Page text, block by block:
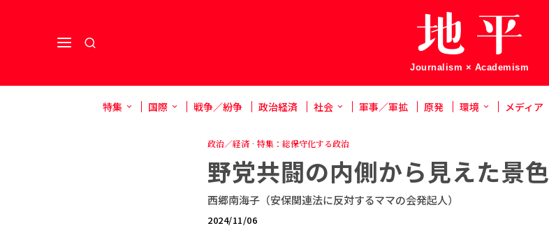
Journalism × Academism
特集 国際 戦争／紛争 政治経済 社会 軍事／軍拡 原発 環境 メディア
政治／経済 · 特集：総保守化する政治
野党共闘の内側から見えた景色
西郷南海子（安保関連法に反対するママの会発起人）
2024/11/06